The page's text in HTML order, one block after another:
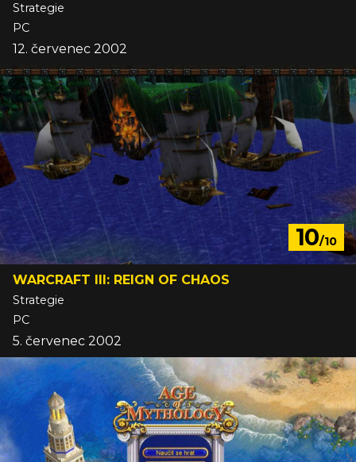
Strategie
PC
12. červenec 2002
10/10
WARCRAFT III: REIGN OF CHAOS
Strategie
PC
5. červenec 2002